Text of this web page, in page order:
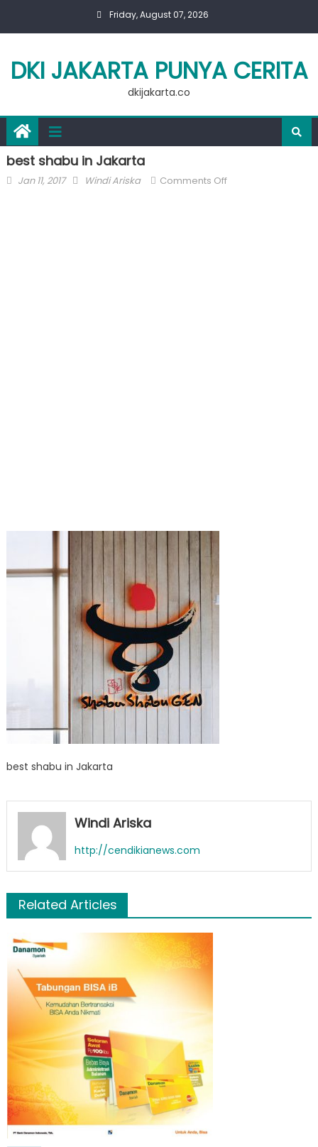
Friday, August 07, 2026
DKI JAKARTA PUNYA CERITA
dkijakarta.co
best shabu in Jakarta
Posted
Jan 11, 2017 Author
Windi Ariska Comments Offon
best shabu in Jakarta
Windi Ariska
http://cendikianews.com
Related Articles